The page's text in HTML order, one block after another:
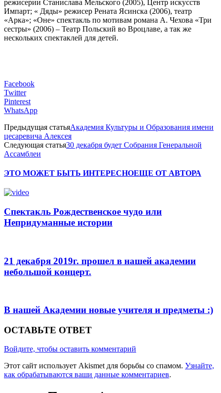
режисерии Станислава Мельского (2005), Центр искусств
Импарт; « Дяды» режисер Рената Ясинска (2006), театр
«Арка»; «Оне» спектакль по мотивам романа А. Чехова «Три
сестры» (2006) – Театр Польский во Вроцлаве, а так же
нескольких спектаклей для детей.
Facebook
Twitter
Pinterest
WhatsApp
Предыдущая статьяАкадемия Культуры и Образования имени
цесаревича Алексея
Следующая статья30 декабря будет Собрания Генеральной
Ассамблеи
ЭТО МОЖЕТ БЫТЬ ИНТЕРЕСНОЕЩЕ ОТ АВТОРА
Спектакль Рождественское чудо или
Непридуманные истории
21 декабря 2019г. прошел в нашей академии
небольшой концерт.
В нашей Академии новые учителя и предметы :)
ОСТАВЬТЕ ОТВЕТ
Войдите, чтобы оставить комментарий
Этот сайт использует Akismet для борьбы со спамом. Узнайте,
как обрабатываются ваши данные комментариев.